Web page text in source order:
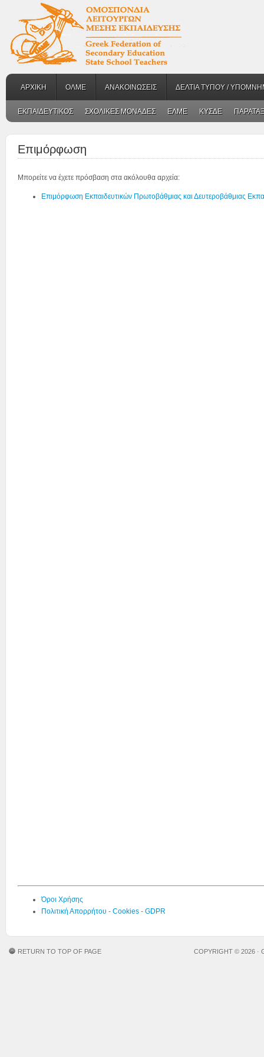
ΑΡΧΙΚΗ ΟΛΜΕ ΑΝΑΚΟΙΝΩΣΕΙΣ ΔΕΛΤΙΑ ΤΥΠΟΥ /
ΕΚΠΑΙΔΕΥΤΙΚΟΣ ΣΧΟΛΙΚΕΣ ΜΟΝΑΔΕΣ ΕΛΜΕ ΚΥΣΔΕ
Επιμόρφωση
Μπορείτε να έχετε πρόσβαση στα ακόλουθα αρχεία:
Επιμόρφωση Εκπαιδευτικών Πρωτοβάθμιας και Δευτεροβάθμιας
Όροι Χρήσης
Πολιτική Απορρήτου - Cookies - GDPR
RETURN TO TOP OF PAGE COPYRIGHT © 2026 ·